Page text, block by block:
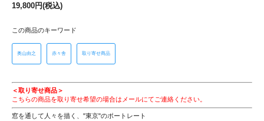
19,800円(税込)
この商品のキーワード
奥山由之 赤々舎 取り寄せ商品
＜取り寄せ商品＞
こちらの商品を取り寄せ希望の場合はメールにてご連絡ください。
窓を通して人々を描く、"東京"のポートレート